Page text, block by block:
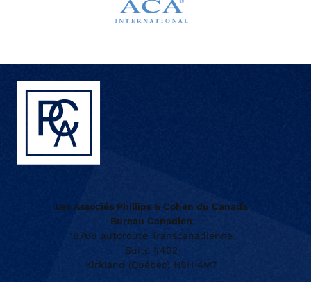
Les Associés Phillips & Cohen du Canada
Bureau Canadien
16766 autoroute Transcanadienne
Suite #402
Kirkland (Québec) H9H 4M7